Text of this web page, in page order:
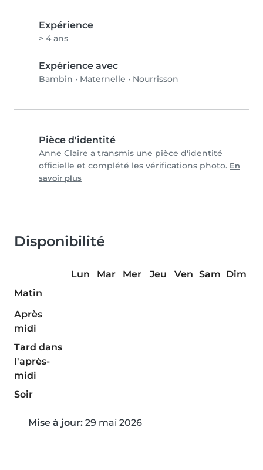
Expérience
> 4 ans
Expérience avec
Bambin • Maternelle • Nourrisson
Pièce d'identité
Anne Claire a transmis une pièce d'identité
officielle et complété les vérifications photo. En
savoir plus
Disponibilité
Lun Mar Mer Jeu Ven Sam Dim
Matin
Après
midi
Tard dans
l'après-
midi
Soir
Mise à jour: 29 mai 2026